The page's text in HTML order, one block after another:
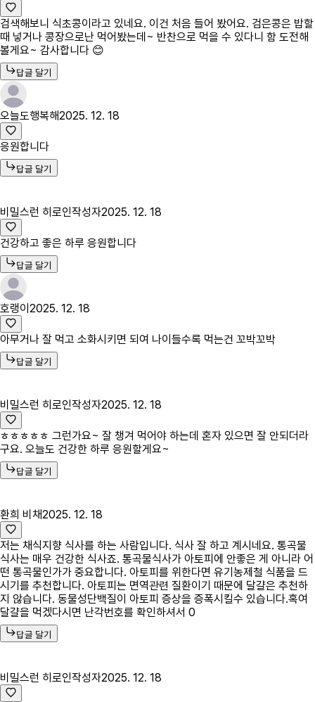
검색해보니 식초콩이라고 있네요. 이건 처음 들어 봤어요. 검은콩은 밥할
때 넣거나 콩장으로난 먹어봤는데~ 반찬으로 먹을 수 있다니 함 도전해
볼게요~ 감사합니다 😊
답글 달기
오늘도행복해2025. 12. 18
응원합니다
답글 달기
비밀스런 히로인작성자2025. 12. 18
건강하고 좋은 하루 응원합니다
답글 달기
호랭이 2025. 12. 18
아무거나 잘 먹고 소화시키면 되여 나이들수록 먹는건 꼬박꼬박
답글 달기
비밀스런 히로인작성자2025. 12. 18
ㅎㅎㅎㅎㅎ 그런가요~ 잘 챙겨 먹어야 하는데 혼자 있으면 잘 안되더라
구요. 오늘도 건강한 하루 응원할게요~
답글 달기
환희 비채2025. 12. 18
저는 채식지향 식사를 하는 사람입니다. 식사 잘 하고 계시네요. 통곡물
식사는 매우 건강한 식사죠. 통곡물식사가 아토피에 안좋은 게 아니라 어
떤 통곡물인가가 중요합니다. 아토피를 위한다면 유기농제철 식품을 드
시기를 추천합니다. 아토피는 면역관련 질환이기 때문에 달걀은 추천하
지 않습니다. 동물성단백질이 아토피 증상을 증폭시킬수 있습니다.혹여
달걀을 먹겠다시면 난각번호를 확인하셔서 0
답글 달기
비밀스런 히로인작성자2025. 12. 18